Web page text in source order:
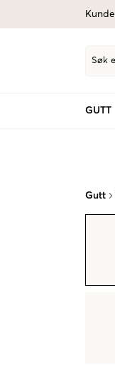
Søk
GUTT
Gutt